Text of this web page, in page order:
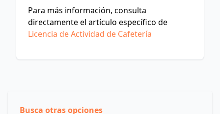
Para más información, consulta
directamente el artículo específico de
Licencia de Actividad de Cafetería
Busca otras opciones